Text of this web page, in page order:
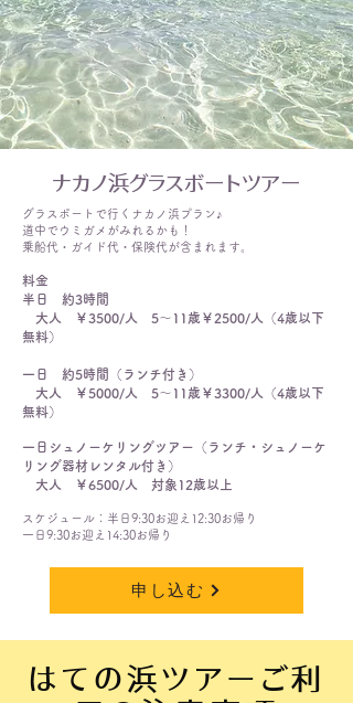
ナカノ浜グラスボートツアー
グラスボートで行くナカノ浜プラン♪
道中でウミガメがみれるかも！
乗船代・ガイド代・保険代が含まれます。
料金
半日 約3時間
大人 ￥3500/人 5～11歳￥2500/人（4歳以下
無料）
一日 約5時間（ランチ付き）
大人 ￥5000/人 5～11歳￥3300/人（4歳以下
無料）
一日シュノーケリングツアー（ランチ・シュノーケ
リング器材レンタル付き）
大人 ￥6500/人 対象12歳以上
スケジュール：半日9:30お迎え12:30お帰り
​一日9:30お迎え14:30お帰り
申し込む
はての浜ツアーご利